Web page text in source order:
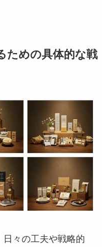
ための具体的な戦
々の工夫や戦略的